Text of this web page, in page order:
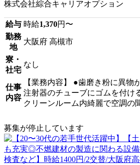
株式会社綜合キャリアオプション
給与 時給1,370円〜
勤務
地
大阪府 高槻市
寮・
社宅
なし
仕事
内容
【業務内容】 ●歯磨き粉に異物
注射器のチューブにゴムを付け
クリーンルーム内綺麗で空調の
募集が停止しています